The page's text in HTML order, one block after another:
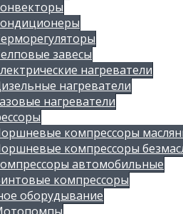
завесы
нагреватели
нагреватели
нагреватели
компрессоры
компрессоры
автомобильные
компрессоры
оборудывание